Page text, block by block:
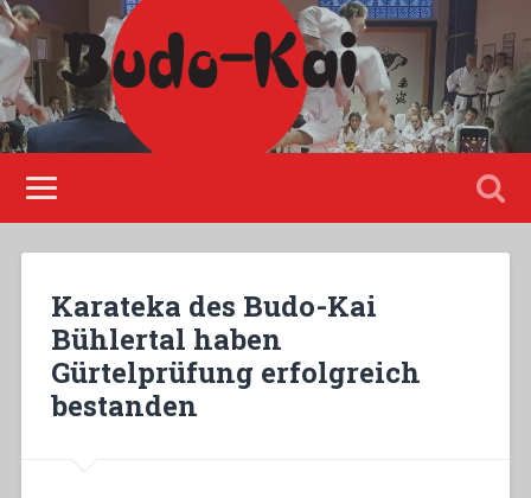
Please disable Adblock!
Karateka des Budo-Kai
Bühlertal haben
Gürtelprüfung erfolgreich
bestanden